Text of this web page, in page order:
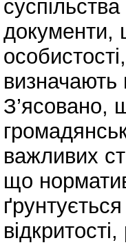
документи,
визначають
З’ясовано,
важливих
що